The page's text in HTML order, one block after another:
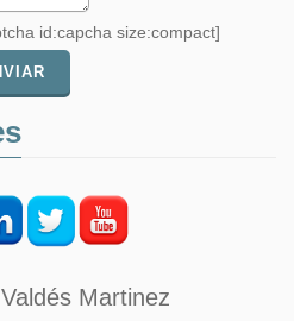
id:capcha size:compact]
Martinez